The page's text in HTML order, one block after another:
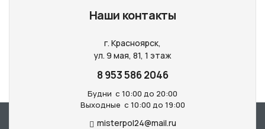
Наши контакты
г. Красноярск,
ул. 9 мая, 81, 1 этаж
8 953 586 2046
Будни с 10:00 до 20:00
Выходные с 10:00 до 19:00
misterpol24@mail.ru